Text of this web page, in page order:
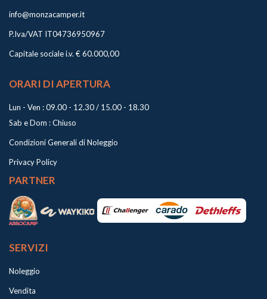
info@monzacamper.it
P.Iva/VAT IT04736950967
Capitale sociale i.v. € 60.000,00
ORARI DI APERTURA
Lun - Ven : 09.00 - 12.30 / 15.00 - 18.30
Sab e Dom : Chiuso
Condizioni Generali di Noleggio
Privacy Policy
PARTNER
SERVIZI
Noleggio
Vendita